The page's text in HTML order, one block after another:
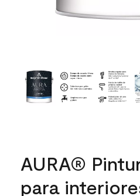
AURA®
para